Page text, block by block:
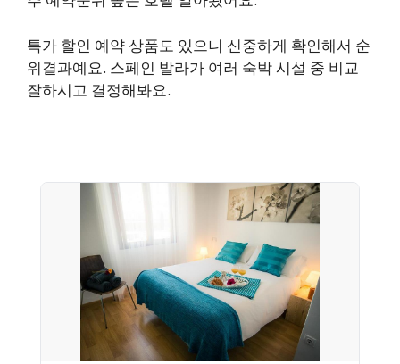
특가 할인 예약 상품도 있으니 신중하게 확인해서 순
위결과예요. 스페인 발라가 여러 숙박 시설 중 비교
잘하시고 결정해봐요.